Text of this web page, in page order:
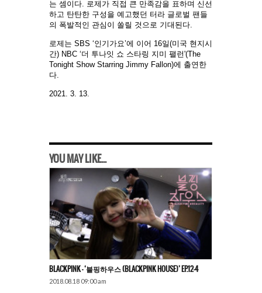
는 셈이다. 로제가 직접 큰 만족감을 표하며 신선
하고 탄탄한 구성을 예고했던 터라 글로벌 팬들
의 폭발적인 관심이 쏠릴 것으로 기대된다.
로제는 SBS ‘인기가요’에 이어 16일(미국 현지시
간) NBC ‘더 투나잇 쇼 스타링 지미 팰런'(The
Tonight Show Starring Jimmy Fallon)에 출연한
다.
2021. 3. 13.
YOU MAY LIKE...
BLACKPINK – ‘블핑하우스 (BLACKPINK HOUSE)’ EP.12-4
2018.08.18 09:00 am